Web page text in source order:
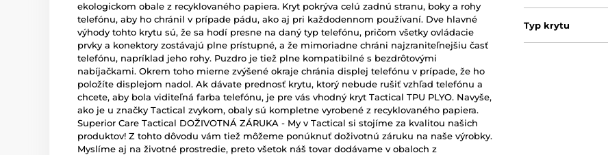
ekologickom obale z recyklovaného papiera. Kryt pokrýva celú zadnú stranu, boky a rohy
telefónu, aby ho chránil v prípade pádu, ako aj pri každodennom používaní. Dve hlavné
výhody tohto krytu sú, že sa hodí presne na daný typ telefónu, pričom všetky ovládacie
prvky a konektory zostávajú plne prístupné, a že mimoriadne chráni najzraniteľnejšiu časť
telefónu, napríklad jeho rohy. Puzdro je tiež plne kompatibilné s bezdrôtovými
nabíjačkami. Okrem toho mierne zvýšené okraje chránia displej telefónu v prípade, že ho
položíte displejom nadol. Ak dávate prednosť krytu, ktorý nebude rušiť vzhľad telefónu a
chcete, aby bola viditeľná farba telefónu, je pre vás vhodný kryt Tactical TPU PLYO. Navyše,
ako je u značky Tactical zvykom, obaly sú kompletne vyrobené z recyklovaného papiera.
Superior Care Tactical DOŽIVOTNÁ ZÁRUKA - My v Tactical si stojíme za kvalitou našich
produktov! Z tohto dôvodu vám tiež môžeme ponúknuť doživotnú záruku na naše výrobky.
Myslíme aj na životné prostredie, preto všetok náš tovar dodávame v obaloch z
Typ krytu